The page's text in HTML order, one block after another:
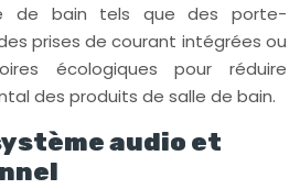
de bain tels que des porte-
prises de courant intégrées ou
écologiques pour réduire
des produits de salle de bain.
audio et